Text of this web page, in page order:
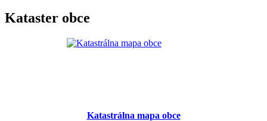
Kataster obce
Katastrálna mapa obce